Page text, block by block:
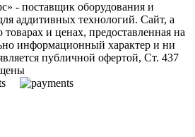
- поставщик оборудования и
аддитивных технологий. Сайт, а
и ценах, предоставленная на
информационный характер и ни
публичной офертой, Ст. 437